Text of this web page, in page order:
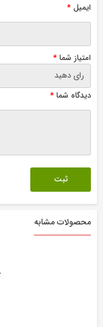
ایمیل*
امتیاز شما*
دیدگاه شما*
محصولات مشابه